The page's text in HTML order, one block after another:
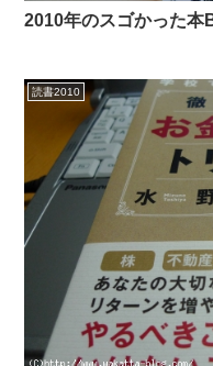
2010年のスゴかった本
読書2010